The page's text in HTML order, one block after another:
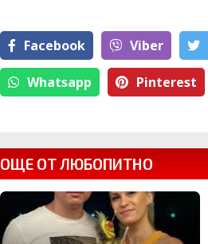
Facebook Viber
Whatsapp Pinterest
ОЩЕ ОТ ЛЮБОПИТНО